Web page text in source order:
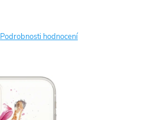
Podrobnosti hodnocení